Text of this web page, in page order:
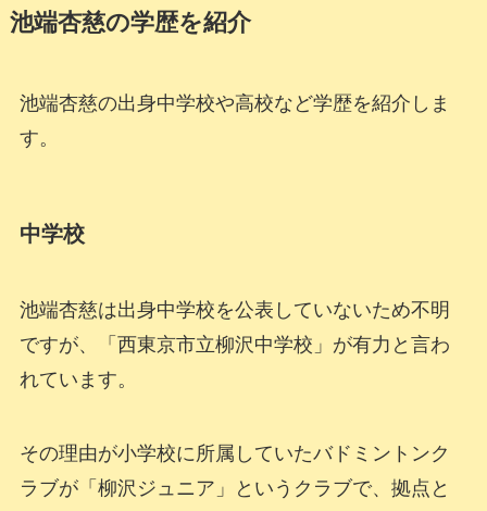
池端杏慈の学歴を紹介
池端杏慈の出身中学校や高校など学歴を紹介しま
す。
中学校
池端杏慈は出身中学校を公表していないため不明
ですが、「西東京市立柳沢中学校」が有力と言わ
れています。
その理由が小学校に所属していたバドミントンク
ラブが「柳沢ジュニア」というクラブで、拠点と